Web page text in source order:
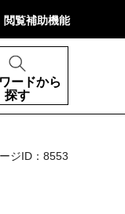
閲覧補助機能
ードから
探す
ジID：8553